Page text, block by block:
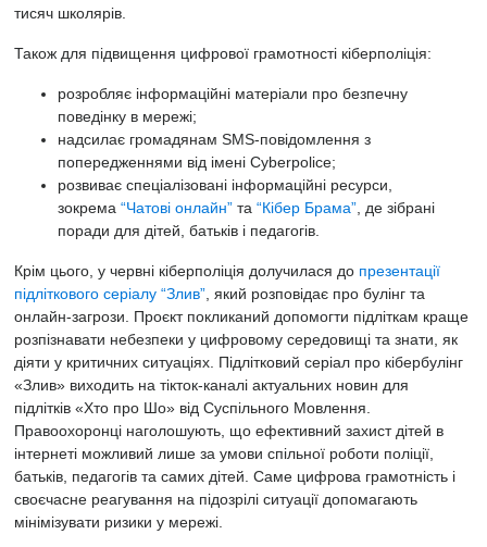
тисяч школярів.
Також для підвищення цифрової грамотності кіберполіція:
розробляє інформаційні матеріали про безпечну
поведінку в мережі;
надсилає громадянам SMS-повідомлення з
попередженнями від імені Cyberpolice;
розвиває спеціалізовані інформаційні ресурси,
зокрема “Чатові онлайн” та “Кібер Брама” , де зібрані
поради для дітей, батьків і педагогів.
Крім цього, у червні кіберполіція долучилася до презентації
підліткового серіалу “Злив” , який розповідає про булінг та
онлайн-загрози. Проєкт покликаний допомогти підліткам краще
розпізнавати небезпеки у цифровому середовищі та знати, як
діяти у критичних ситуаціях. Підлітковий серіал про кібербулінг
«Злив» виходить на тікток-каналі актуальних новин для
підлітків «Хто про Шо» від Суспільного Мовлення.
Правоохоронці наголошують, що ефективний захист дітей в
інтернеті можливий лише за умови спільної роботи поліції,
батьків, педагогів та самих дітей. Саме цифрова грамотність і
своєчасне реагування на підозрілі ситуації допомагають
мінімізувати ризики у мережі.